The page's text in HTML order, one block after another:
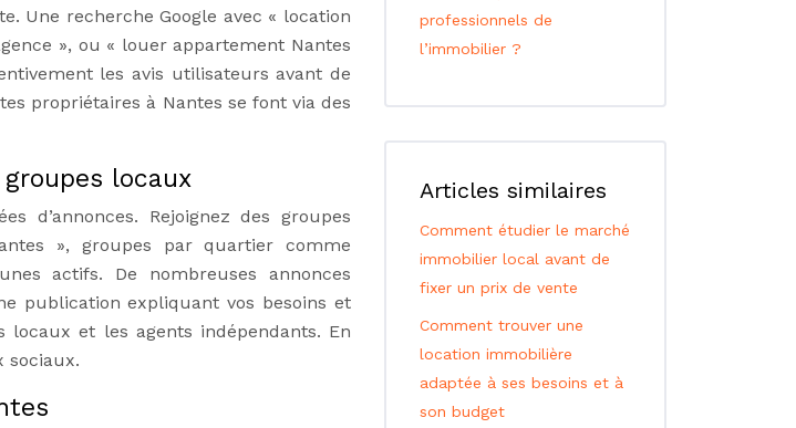
Une recherche Google avec « location
», ou « louer appartement Nantes
les avis utilisateurs avant de
propriétaires à Nantes se font via des
locaux
d’annonces. Rejoignez des groupes
», groupes par quartier comme
actifs. De nombreuses annonces
publication expliquant vos besoins et
et les agents indépendants. En
sociaux.
professionnels de
l’immobilier ?
Articles similaires
Comment étudier le marché
immobilier local avant de
fixer un prix de vente
Comment trouver une
location immobilière
adaptée à ses besoins et à
son budget